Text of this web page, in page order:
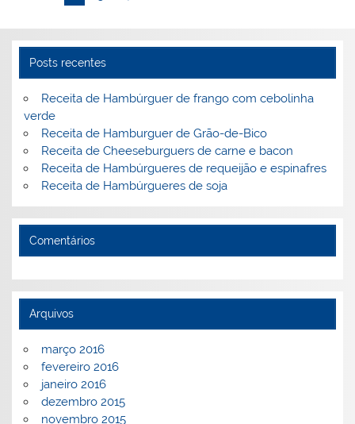
k
l
Posts recentes
Receita de Hambúrguer de frango com cebolinha
verde
Receita de Hamburguer de Grão-de-Bico
Receita de Cheeseburguers de carne e bacon
Receita de Hambúrgueres de requeijão e espinafres
Receita de Hambúrgueres de soja
Comentários
Arquivos
março 2016
fevereiro 2016
janeiro 2016
dezembro 2015
novembro 2015